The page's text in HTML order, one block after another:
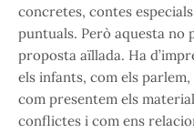
concretes, contes
puntuals. Però aquesta no
proposta aïllada. Ha
els infants, com els
com presentem els
conflictes i com ens